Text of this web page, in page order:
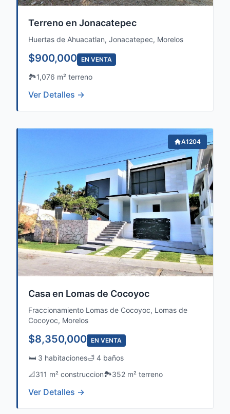
Terreno en Jonacatepec
Huertas de Ahuacatlan, Jonacatepec, Morelos
$900,000 EN VENTA
🏞️1,076 m² terreno
Ver Detalles →
A1204
Casa en Lomas de Cocoyoc
Fraccionamiento Lomas de Cocoyoc, Lomas de
Cocoyoc, Morelos
$8,350,000 EN VENTA
🛏️ 3 habitaciones🛁 4 baños
📐311 m² construccion🏞️352 m² terreno
Ver Detalles →